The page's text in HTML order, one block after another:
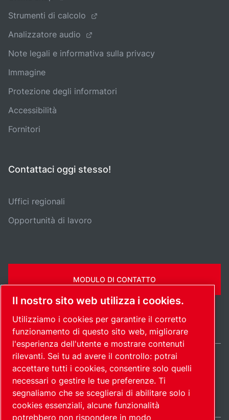
Strumenti di calcolo
Analizzatore audio
Note legali e informativa sulla privacy
Immagine
Protezione degli informatori
Accessibilità
Fornitori
Contattaci oggi stesso!
Uffici regionali
Opportunità di lavoro
MODULO DI CONTATTO
Mappa del
sito
Gestione preferenze
cookies
© 2026
Copyright.
Italy / IT
Il nostro sito web utilizza i cookies.
Utilizziamo i cookies per garantire il corretto
funzionamento di questo sito web, migliorare
l'esperienza dell'utente e mostrare contenuti
rilevanti. Sei tu ad avere il controllo: potrai
accettare tutti i cookies, consentire solo quelli
necessari o gestire le tue preferenze. Ti
segnaliamo che se sceglierai di abilitare solo i
cookies essenziali, alcune funzionalità
potrebbero non rispondere in modo